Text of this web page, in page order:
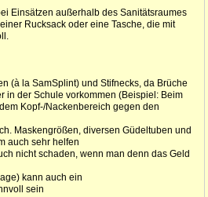
Einsätzen außerhalb des Sanitätsraumes
Rucksack oder eine Tasche, die mit
(à la SamSplint) und Stifnecks, da Brüche
in der Schule vorkommen (Beispiel: Beim
Kopf-/Nackenbereich gegen den
Maskengrößen, diversen Güdeltuben und
auch sehr helfen
nicht schaden, wenn man denn das Geld
kann auch ein
sein